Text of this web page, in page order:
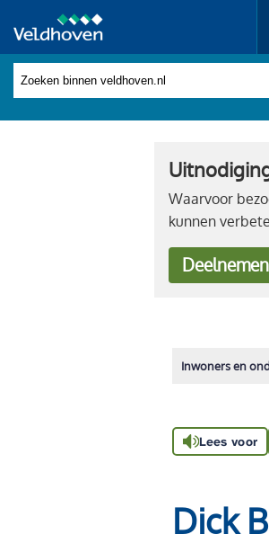
Waarvoor
kunnen
Deelnemen
Inwoners en
Lees voor
Dick